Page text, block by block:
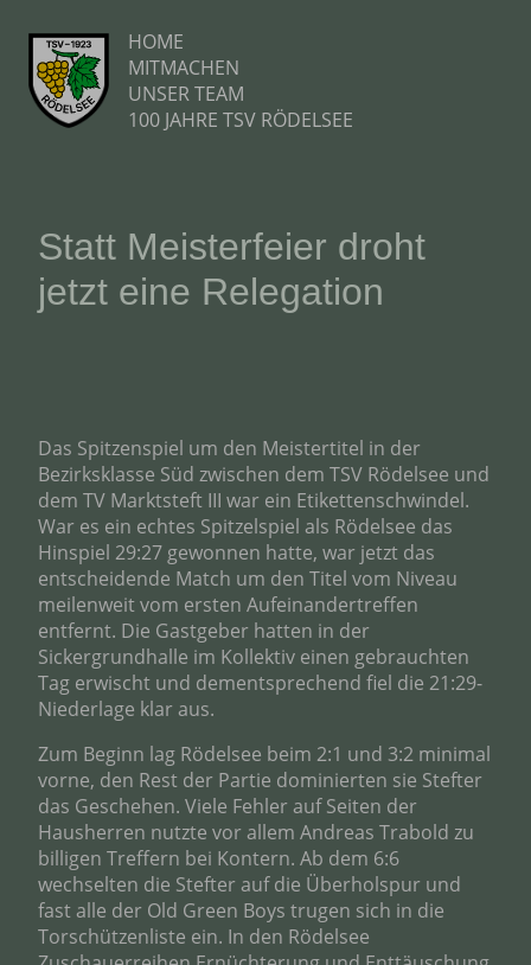
HOME
MITMACHEN
UNSER TEAM
100 JAHRE TSV RÖDELSEE
Statt Meisterfeier droht
jetzt eine Relegation
Das Spitzenspiel um den Meistertitel in der
Bezirksklasse Süd zwischen dem TSV Rödelsee und
dem TV Marktsteft III war ein Etikettenschwindel.
War es ein echtes Spitzelspiel als Rödelsee das
Hinspiel 29:27 gewonnen hatte, war jetzt das
entscheidende Match um den Titel vom Niveau
meilenweit vom ersten Aufeinandertreffen
entfernt. Die Gastgeber hatten in der
Sickergrundhalle im Kollektiv einen gebrauchten
Tag erwischt und dementsprechend fiel die 21:29-
Niederlage klar aus.
Zum Beginn lag Rödelsee beim 2:1 und 3:2 minimal
vorne, den Rest der Partie dominierten sie Stefter
das Geschehen. Viele Fehler auf Seiten der
Hausherren nutzte vor allem Andreas Trabold zu
billigen Treffern bei Kontern. Ab dem 6:6
wechselten die Stefter auf die Überholspur und
fast alle der Old Green Boys trugen sich in die
Torschützenliste ein. In den Rödelsee